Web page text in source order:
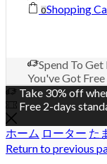
0Shopping
Spend To Get
You've Got Free
Take 30% off
Free 2-days
ホーム ローター た
Return to previous